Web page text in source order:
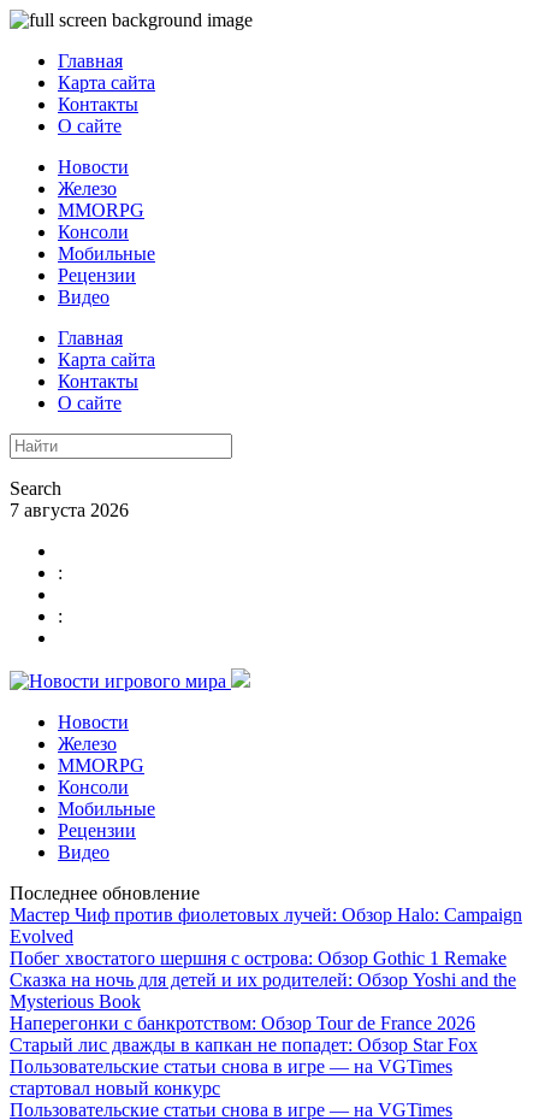
Главная
Карта сайта
Контакты
О сайте
Новости
Железо
MMORPG
Консоли
Мобильные
Рецензии
Видео
Главная
Карта сайта
Контакты
О сайте
Search
7 августа 2026
:
:
Новости
Железо
MMORPG
Консоли
Мобильные
Рецензии
Видео
Последнее обновление
Мастер Чиф против фиолетовых лучей: Обзор Halo: Campaign
Evolved
Побег хвостатого шершня с острова: Обзор Gothic 1 Remake
Сказка на ночь для детей и их родителей: Обзор Yoshi and the
Mysterious Book
Наперегонки с банкротством: Обзор Tour de France 2026
Старый лис дважды в капкан не попадет: Обзор Star Fox
Пользовательские статьи снова в игре — на VGTimes
стартовал новый конкурс
Пользовательские статьи снова в игре — на VGTimes